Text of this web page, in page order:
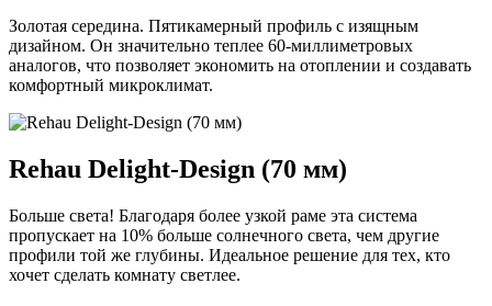
Золотая середина. Пятикамерный профиль с изящным
дизайном. Он значительно теплее 60-миллиметровых
аналогов, что позволяет экономить на отоплении и создавать
комфортный микроклимат.
Rehau Delight-Design (70 мм)
Больше света! Благодаря более узкой раме эта система
пропускает на 10% больше солнечного света, чем другие
профили той же глубины. Идеальное решение для тех, кто
хочет сделать комнату светлее.